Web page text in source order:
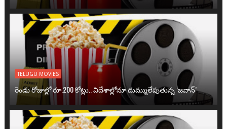
TELUGU MOVIES
రెండు రోజుల్లో రూ.200 కోట్లు.. విదేశాల్లోనూ దుమ్ములేపుతున్న ‘జవాన్’